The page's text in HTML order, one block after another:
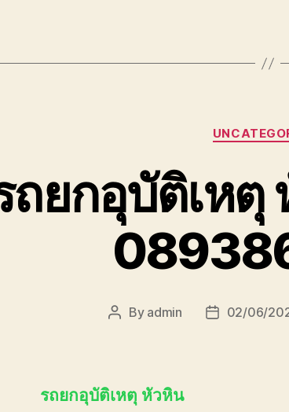
ถยกอุบัติเหตุ
Post
By admin
Post02/06/
รถยกอุบัติเหตุ หัวหิน